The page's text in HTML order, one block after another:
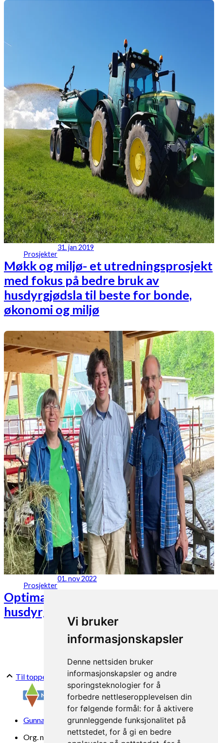
Vi bruker
informasjonskapsler
Denne nettsiden bruker
informasjonskapsler og andre
sporingsteknologier for å
forbedre nettleseropplevelsen din
for følgende formål: for å aktivere
grunnleggende funksjonalitet på
nettstedet, for å gi en bedre
Prosjekter
31. jan 2019
Møkk og miljø- et utredningsprosjekt
med fokus på bedre bruk av
husdyrgjødsla til beste for bonde,
økonomi og miljø
Prosjekter
01. nov 2022
Optimal bruk av landbruksareal og
husdyrgjødsel – PROENV
Til toppen
Gunnars veg 6, 6630 Tingvoll
Org. nr. 969 840 383